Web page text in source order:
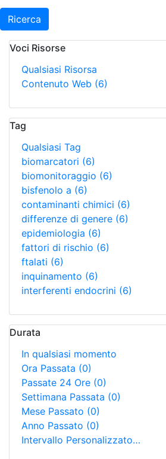
Ricerca
Voci Risorse
Qualsiasi Risorsa
Contenuto Web (6)
Tag
Qualsiasi Tag
biomarcatori (6)
biomonitoraggio (6)
bisfenolo a (6)
contaminanti chimici (6)
differenze di genere (6)
epidemiologia (6)
fattori di rischio (6)
ftalati (6)
inquinamento (6)
interferenti endocrini (6)
Durata
In qualsiasi momento
Ora Passata (0)
Passate 24 Ore (0)
Settimana Passata (0)
Mese Passato (0)
Anno Passato (0)
Intervallo Personalizzato…